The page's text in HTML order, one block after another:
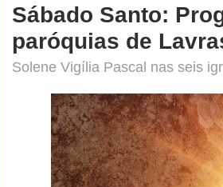
Sábado Santo:
paróquias de
Solene Vigília Pascal nas seis